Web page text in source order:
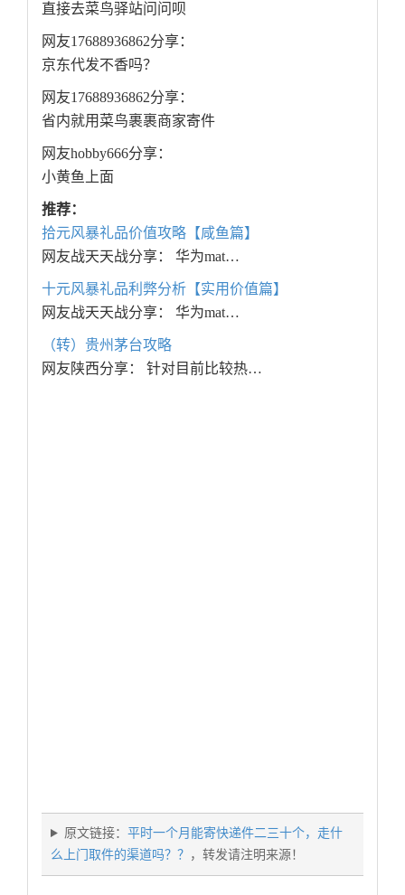
直接去菜鸟驿站问问呗
网友17688936862分享：
京东代发不香吗？
网友17688936862分享：
省内就用菜鸟裹裹商家寄件
网友hobby666分享：
小黄鱼上面
推荐：
拾元风暴礼品价值攻略【咸鱼篇】
网友战天天战分享： 华为mat…
十元风暴礼品利弊分析【实用价值篇】
网友战天天战分享： 华为mat…
（转）贵州茅台攻略
网友陕西分享： 针对目前比较热…
原文链接： 平时一个月能寄快递件二三十个，走什
么上门取件的渠道吗？？ ，转发请注明来源！